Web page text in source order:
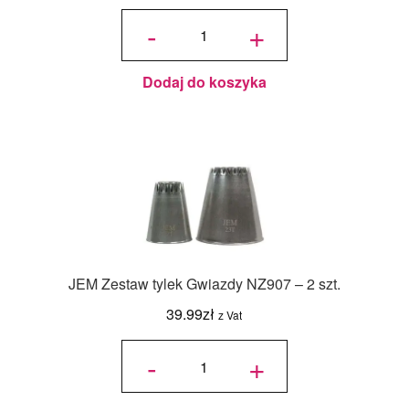
-
ilość JEM
Zestaw 2
szt. +
Dodaj do koszyka
JEM Zestaw tylek Gwiazdy NZ907 – 2 szt.
39.99zł z Vat
-
ilość
tylek
Gwiazdy
NZ907 -
2 szt. +